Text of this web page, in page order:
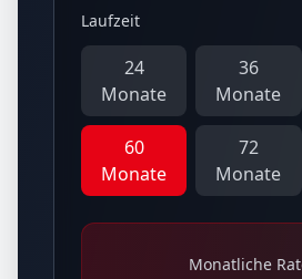
Laufzeit
24
Monate
36
Monate
60
Monate
72
Monate
Monatliche